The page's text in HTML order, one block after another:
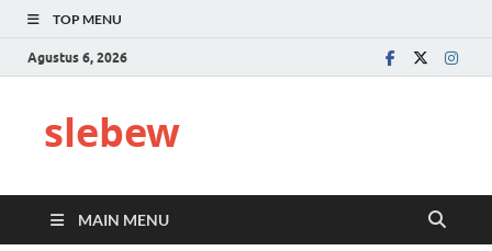
TOP MENU
Agustus 6, 2026
slebew
MAIN MENU